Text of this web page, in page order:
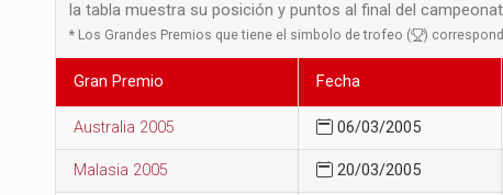
la tabla muestra su posición y puntos al final del
* Los Grandes Premios que tiene el simbolo de trofeo ( )
Gran Premio Fecha
Australia 2005 06/03/2005
Malasia 2005 20/03/2005